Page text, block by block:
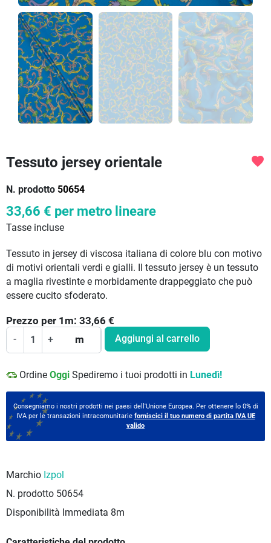
Tessuto jersey orientale
N. prodotto 50654
favorite
33,66 € per metro lineare
Tasse incluse
Tessuto in jersey di viscosa italiana di colore blu con motivo
di motivi orientali verdi e gialli. Il tessuto jersey è un tessuto
a maglia rivestinte e morbidamente drappeggiato che può
essere cucito sfoderato.
Prezzo per 1 m: 33,66 €
- + m Aggiungi al carrello
Ordine Oggi Spediremo i tuoi prodotti in Lunedì!
Consegniamo i nostri prodotti nei paesi dell'Unione Europea. Per ottenere lo 0% di
IVA per le transazioni intracomunitarie forniscici il tuo numero di partita IVA UE
valido
Marchio Izpol
N. prodotto 50654
Disponibilità Immediata 8m